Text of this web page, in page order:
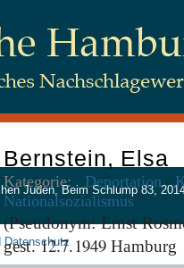
Bernstein, Elsa
Kategorie: Deportation
Nationalsozialismus
(Pseudonym: Ernst
gest.12.7.1949 Hamburg
Juden, Beim Schlump 83,
Datenschutz